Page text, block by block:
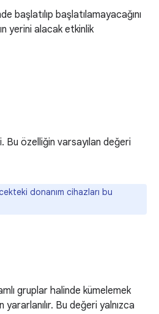
başlatılıp başlatılamayacağını
yerini alacak etkinlik
özelliğin varsayılan değeri
donanım cihazları bu
gruplar halinde kümelemek
yararlanılır. Bu değeri yalnızca